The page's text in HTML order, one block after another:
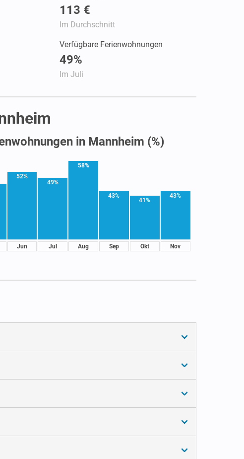
113 €
Im Durchschnitt
Verfügbare Ferienwohnungen
49%
Im Juli
in Mannheim (%)
52%
Jun
49%
Jul
58%
Aug
43%
Sep
41%
Okt
43%
Nov